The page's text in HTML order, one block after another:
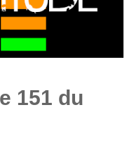
151 du